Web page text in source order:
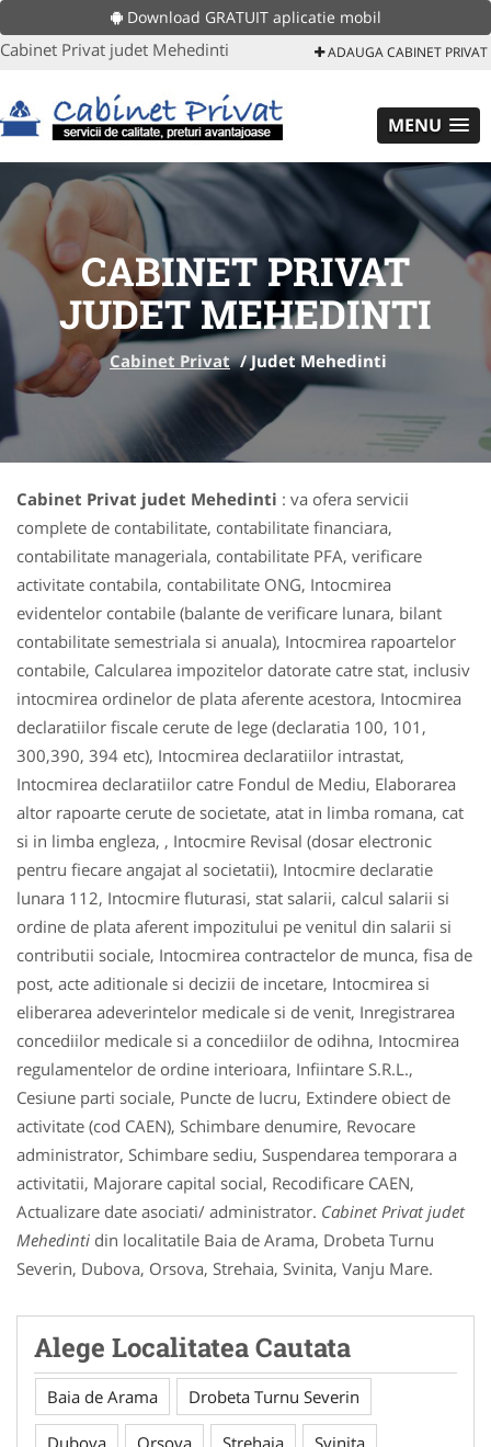
Download GRATUIT aplicatie mobil
Cabinet Privat judet Mehedinti ADAUGA CABINET PRIVAT
MENU
CABINET PRIVAT
JUDET MEHEDINTI
Cabinet Privat /Judet Mehedinti
Cabinet Privat judet Mehedinti : va ofera servicii
complete de contabilitate, contabilitate financiara,
contabilitate manageriala, contabilitate PFA, verificare
activitate contabila, contabilitate ONG, Intocmirea
evidentelor contabile (balante de verificare lunara, bilant
contabilitate semestriala si anuala), Intocmirea rapoartelor
contabile, Calcularea impozitelor datorate catre stat, inclusiv
intocmirea ordinelor de plata aferente acestora, Intocmirea
declaratiilor fiscale cerute de lege (declaratia 100, 101,
300,390, 394 etc), Intocmirea declaratiilor intrastat,
Intocmirea declaratiilor catre Fondul de Mediu, Elaborarea
altor rapoarte cerute de societate, atat in limba romana, cat
si in limba engleza, , Intocmire Revisal (dosar electronic
pentru fiecare angajat al societatii), Intocmire declaratie
lunara 112, Intocmire fluturasi, stat salarii, calcul salarii si
ordine de plata aferent impozitului pe venitul din salarii si
contributii sociale, Intocmirea contractelor de munca, fisa de
post, acte aditionale si decizii de incetare, Intocmirea si
eliberarea adeverintelor medicale si de venit, Inregistrarea
concediilor medicale si a concediilor de odihna, Intocmirea
regulamentelor de ordine interioara, Infiintare S.R.L.,
Cesiune parti sociale, Puncte de lucru, Extindere obiect de
activitate (cod CAEN), Schimbare denumire, Revocare
administrator, Schimbare sediu, Suspendarea temporara a
activitatii, Majorare capital social, Recodificare CAEN,
Actualizare date asociati/ administrator. Cabinet Privat judet
Mehedinti din localitatile Baia de Arama, Drobeta Turnu
Severin, Dubova, Orsova, Strehaia, Svinita, Vanju Mare.
Alege Localitatea Cautata
Baia de Arama Drobeta Turnu Severin
Dubova Orsova Strehaia Svinita